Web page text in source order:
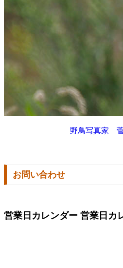
野鳥写真家
お問い合わせ
営業日カレンダー 営業日カ